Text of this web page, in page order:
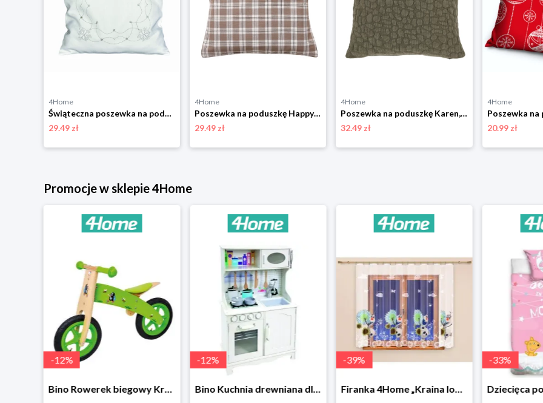
4Home
Świąteczna poszewka na poduszkę Płatki śniegu ecru, 40 x 40 cm 4-Home
29.49 zł
4Home
Poszewka na poduszkę Happy check beżowo-czarny, 45 x 45 cm 4-Home
29.49 zł
4Home
Poszewka na poduszkę Karen, 45 x 45 cm, oliwkowazieleń 4-Home
32.49 zł
4Home
20.99 zł
Promocje w sklepie 4Home
-12%
Bino Rowerek biegowy Krecik
-12%
Bino Kuchnia drewniana dla dzieci Provence
-39%
Firanka 4Home „Kraina lodu” (Frozen)
-33%